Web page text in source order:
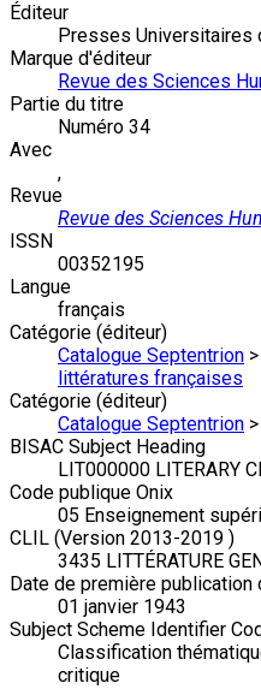
Éditeur
Presses Universitaires
Marque d'éditeur
Revue des Sciences
Partie du titre
Numéro 34
Avec
,
Revue
Revue des Sciences
ISSN
00352195
Langue
français
Catégorie (éditeur)
Catalogue Septentrion >
littératures françaises
Catégorie (éditeur)
Catalogue Septentrion >
BISAC Subject Heading
LIT000000 LITERARY
Code publique Onix
05 Enseignement
CLIL (Version 2013-2019 )
3435 LITTÉRATURE
Date de première publication
01 janvier 1943
Subject Scheme Identifier
Classification
critique